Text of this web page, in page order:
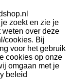
zoekt en zie je
weten over deze
cookies. Bij
voor het gebruik
cookies op onze
omgaan met je
beleid